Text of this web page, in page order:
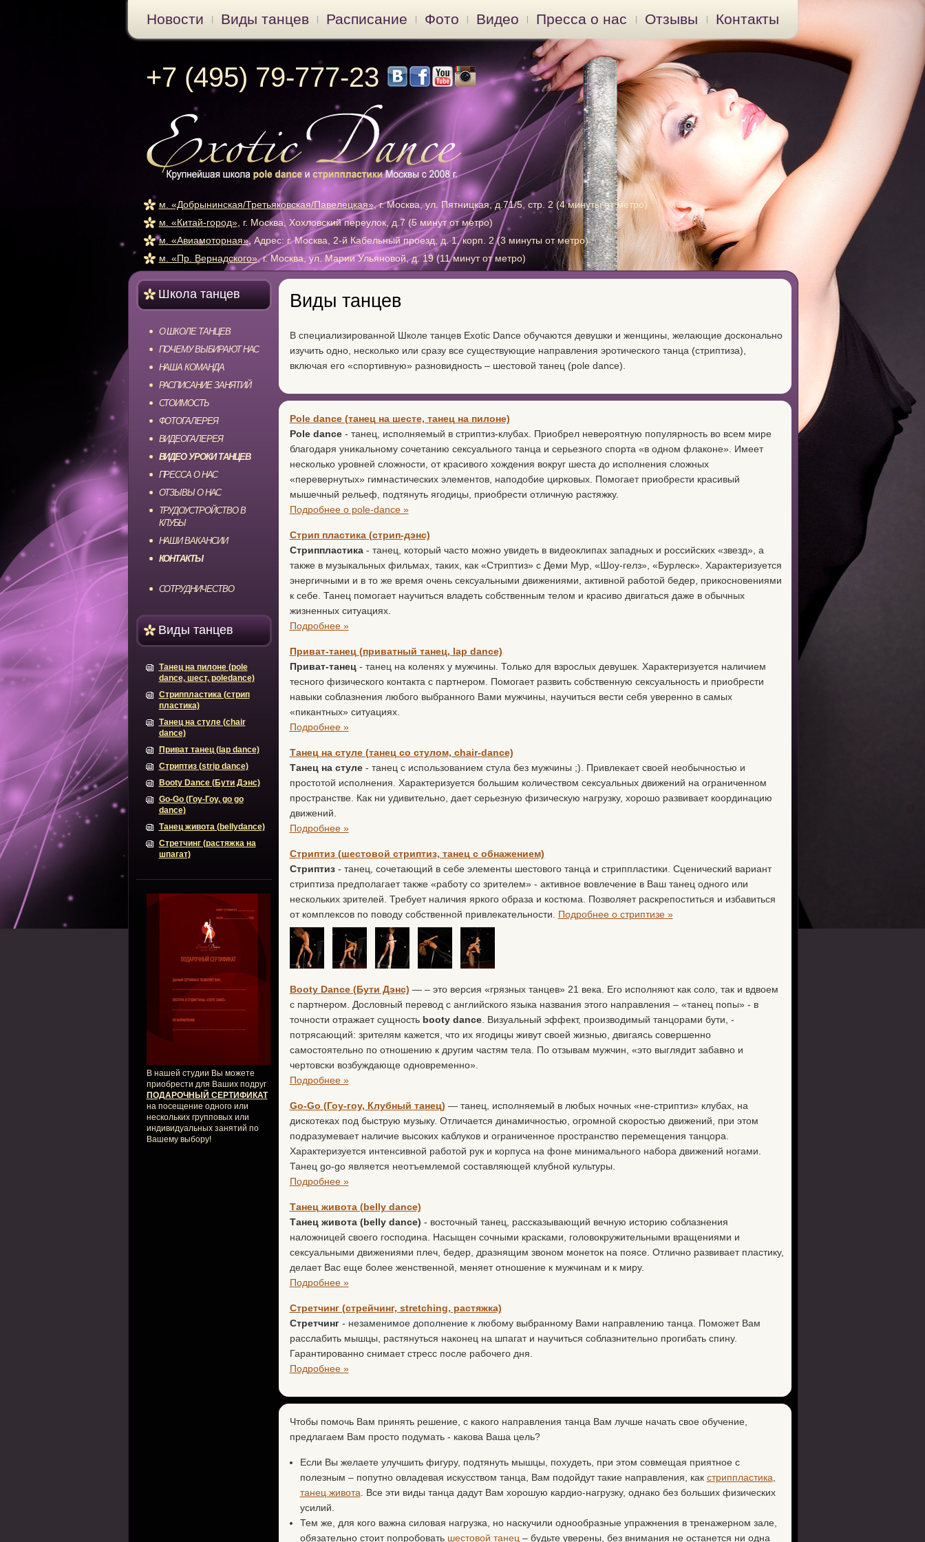
Новости Виды танцев Расписание Фото Видео Пресса о нас Отзывы Контакты
+7 (495) 79-777-23
м. «Добрынинская/Третьяковская/Павелецкая», г. Москва, ул. Пятницкая, д.71/5, стр. 2 (4 минуты от метро)
м. «Китай-город», г. Москва, Хохловский переулок, д.7 (5 минут от метро)
м. «Авиамоторная», Адрес: г. Москва, 2-й Кабельный проезд, д. 1, корп. 2 (3 минуты от метро)
м. «Пр. Вернадского», г. Москва, ул. Марии Ульяновой, д. 19 (11 минут от метро)
Школа танцев
О ШКОЛЕ ТАНЦЕВ
ПОЧЕМУ ВЫБИРАЮТ НАС
НАША КОМАНДА
РАСПИСАНИЕ ЗАНЯТИЙ
СТОИМОСТЬ
ФОТОГАЛЕРЕЯ
ВИДЕОГАЛЕРЕЯ
ВИДЕО УРОКИ ТАНЦЕВ
ПРЕССА О НАС
ОТЗЫВЫ О НАС
ТРУДОУСТРОЙСТВО В
КЛУБЫ
НАШИ ВАКАНСИИ
КОНТАКТЫ
СОТРУДНИЧЕСТВО
Виды танцев
Танец на пилоне (pole
dance, шест, poledance)
Стриппластика (стрип
пластика)
Танец на стуле (chair
dance)
Приват танец (lap dance)
Стриптиз (strip dance)
Booty Dance (Бути Дэнс)
Go-Go (Гоу-Гоу, go go
dance)
Танец живота (bellydance)
Стретчинг (растяжка на
шпагат)
В нашей студии Вы можете
приобрести для Ваших подруг
ПОДАРОЧНЫЙ СЕРТИФИКАТ
на посещение одного или
нескольких групповых или
индивидуальных занятий по
Вашему выбору!
Виды танцев
В специализированной Школе танцев Exotic Dance обучаются девушки и женщины, желающие досконально
изучить одно, несколько или сразу все существующие направления эротического танца (стриптиза),
включая его «спортивную» разновидность – шестовой танец (pole dance).
Pole dance (танец на шесте, танец на пилоне)
Pole dance- танец, исполняемый в стриптиз-клубах. Приобрел невероятную популярность во всем мире
благодаря уникальному сочетанию сексуального танца и серьезного спорта «в одном флаконе». Имеет
несколько уровней сложности, от красивого хождения вокруг шеста до исполнения сложных
«перевернутых» гимнастических элементов, наподобие цирковых. Помогает приобрести красивый
мышечный рельеф, подтянуть ягодицы, приобрести отличную растяжку.
Подробнее о pole-dance »
Стрип пластика (стрип-дэнс)
Стриппластика- танец, который часто можно увидеть в видеоклипах западных и российских «звезд», а
также в музыкальных фильмах, таких, как «Стриптиз» с Деми Мур, «Шоу-гелз», «Бурлеск». Характеризуется
энергичными и в то же время очень сексуальными движениями, активной работой бедер, прикосновениями
к себе. Танец помогает научиться владеть собственным телом и красиво двигаться даже в обычных
жизненных ситуациях.
Подробнее »
Приват-танец (приватный танец, lap dance)
Приват-танец- танец на коленях у мужчины. Только для взрослых девушек. Характеризуется наличием
тесного физического контакта с партнером. Помогает развить собственную сексуальность и приобрести
навыки соблазнения любого выбранного Вами мужчины, научиться вести себя уверенно в самых
«пикантных» ситуациях.
Подробнее »
Танец на стуле (танец со стулом, chair-dance)
Танец на стуле- танец с использованием стула без мужчины ;). Привлекает своей необычностью и
простотой исполнения. Характеризуется большим количеством сексуальных движений на ограниченном
пространстве. Как ни удивительно, дает серьезную физическую нагрузку, хорошо развивает координацию
движений.
Подробнее »
Стриптиз (шестовой стриптиз, танец с обнажением)
Стриптиз- танец, сочетающий в себе элементы шестового танца и стриппластики. Сценический вариант
стриптиза предполагает также «работу со зрителем» - активное вовлечение в Ваш танец одного или
нескольких зрителей. Требует наличия яркого образа и костюма. Позволяет раскрепоститься и избавиться
от комплексов по поводу собственной привлекательности. Подробнее о стриптизе »
Booty Dance (Бути Дэнс) — – это версия «грязных танцев» 21 века. Его исполняют как соло, так и вдвоем
с партнером. Дословный перевод с английского языка названия этого направления – «танец попы» - в
точности отражает сущность booty dance. Визуальный эффект, производимый танцорами бути, -
потрясающий: зрителям кажется, что их ягодицы живут своей жизнью, двигаясь совершенно
самостоятельно по отношению к другим частям тела. По отзывам мужчин, «это выглядит забавно и
чертовски возбуждающе одновременно».
Подробнее »
Go-Go (Гоу-гоу, Клубный танец) — танец, исполняемый в любых ночных «не-стриптиз» клубах, на
дискотеках под быструю музыку. Отличается динамичностью, огромной скоростью движений, при этом
подразумевает наличие высоких каблуков и ограниченное пространство перемещения танцора.
Характеризуется интенсивной работой рук и корпуса на фоне минимального набора движений ногами.
Танец go-go является неотъемлемой составляющей клубной культуры.
Подробнее »
Танец живота (belly dance)
Танец живота (belly dance) - восточный танец, рассказывающий вечную историю соблазнения
наложницей своего господина. Насыщен сочными красками, головокружительными вращениями и
сексуальными движениями плеч, бедер, дразнящим звоном монеток на поясе. Отлично развивает пластику,
делает Вас еще более женственной, меняет отношение к мужчинам и к миру.
Подробнее »
Стретчинг (стрейчинг, stretching, растяжка)
Стретчинг- незаменимое дополнение к любому выбранному Вами направлению танца. Поможет Вам
расслабить мышцы, растянуться наконец на шпагат и научиться соблазнительно прогибать спину.
Гарантированно снимает стресс после рабочего дня.
Подробнее »
Чтобы помочь Вам принять решение, с какого направления танца Вам лучше начать свое обучение,
предлагаем Вам просто подумать - какова Ваша цель?
Если Вы желаете улучшить фигуру, подтянуть мышцы, похудеть, при этом совмещая приятное с
полезным – попутно овладевая искусством танца, Вам подойдут такие направления, как стриппластика
танец живота . Все эти виды танца дадут Вам хорошую кардио-нагрузку, однако без больших физических
усилий.
Тем же, для кого важна силовая нагрузка, но наскучили однообразные упражнения в тренажерном зале,
обязательно стоит попробовать шестовой танец – будьте уверены, без внимания не останется ни одна